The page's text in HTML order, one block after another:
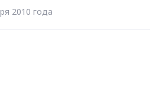
2010 года